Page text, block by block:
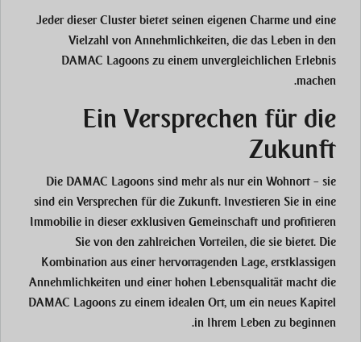
Jeder dieser Cluster bietet seinen eigenen Charme und eine
Vielzahl von Annehmlichkeiten, die das Leben in den
DAMAC Lagoons zu einem unvergleichlichen Erlebnis
machen.
Ein Versprechen für die
Zukunft
Die DAMAC Lagoons sind mehr als nur ein Wohnort – sie
sind ein Versprechen für die Zukunft. Investieren Sie in eine
Immobilie in dieser exklusiven Gemeinschaft und profitieren
Sie von den zahlreichen Vorteilen, die sie bietet. Die
Kombination aus einer hervorragenden Lage, erstklassigen
Annehmlichkeiten und einer hohen Lebensqualität macht die
DAMAC Lagoons zu einem idealen Ort, um ein neues Kapitel
in Ihrem Leben zu beginnen.